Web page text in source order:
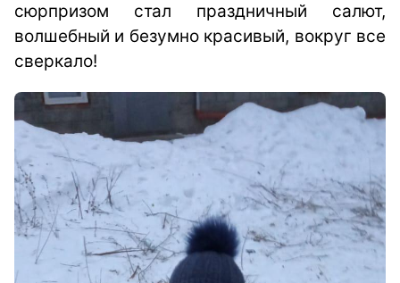
сюрпризом стал праздничный салют,
волшебный и безумно красивый, вокруг все
сверкало!